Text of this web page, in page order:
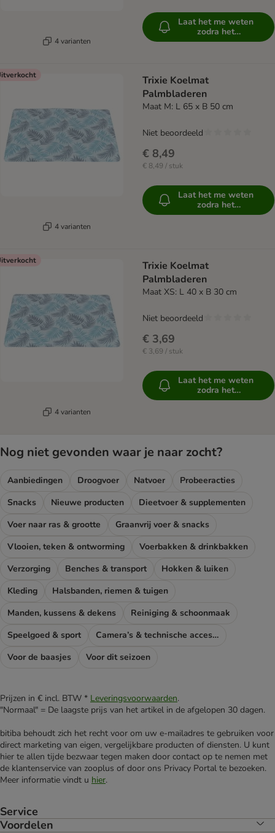
4 varianten
Laat het me weten
zodra het
beschikbaar is
4 varianten
Trixie Koelmat
Palmbladeren
Maat M: L 65 x B 50 cm
€ 8,49
€ 8,49 / stuk
Niet beoordeeld
Laat het me weten
zodra het
beschikbaar is
4 varianten
Trixie Koelmat
Palmbladeren
Maat XS: L 40 x B 30 cm
€ 3,69
€ 3,69 / stuk
Niet beoordeeld
Laat het me weten
zodra het
beschikbaar is
Nog niet gevonden waar je naar zocht?
Aanbiedingen Droogvoer Natvoer
Probeeracties
Snacks
Nieuwe producten
Dieetvoer & supplementen
Voer naar ras & grootte
Graanvrij voer & snacks
Vlooien, teken & ontworming
Voerbakken & drinkbakken
Verzorging
Benches & transport
Hokken & luiken
Kleding
Halsbanden, riemen & tuigen
Manden, kussens & dekens
Reiniging & schoonmaak
Speelgoed & sport
Camera’s & technische accessoires
Voor de baasjes
Voor dit seizoen
Prijzen in € incl. BTW * Leveringsvoorwaarden.
"Normaal" = De laagste prijs van het artikel in de afgelopen 30 dagen.
bitiba behoudt zich het recht voor om uw e-mailadres te gebruiken voor
direct marketing van eigen, vergelijkbare producten of diensten. U kunt
hier te allen tijde bezwaar tegen maken door contact op te nemen met
de klantenservice van zooplus of door ons Privacy Portal te bezoeken.
Meer informatie vindt u hier.
Service
Voordelen